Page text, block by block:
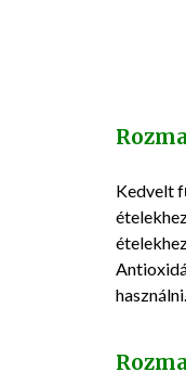
Kedvelt
használni.